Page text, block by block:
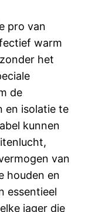
pro van
warm
het
de
en isolatie te
kunnen
van
houden en
essentieel
jager die